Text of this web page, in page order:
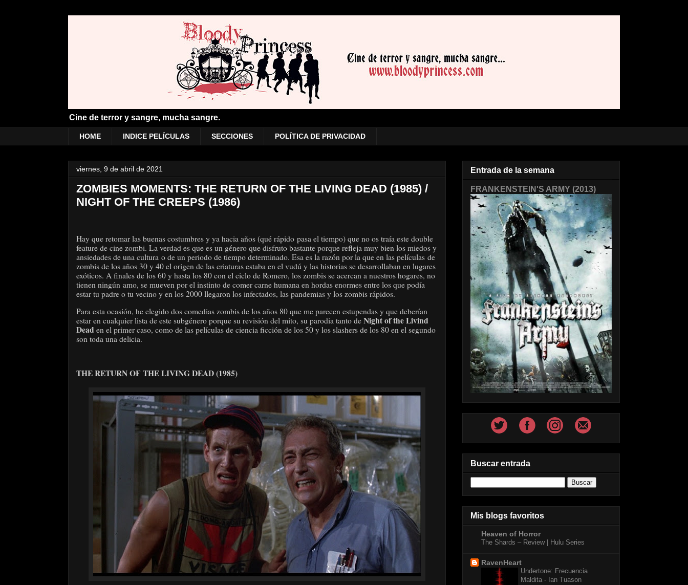
Cine de terror y sangre, mucha sangre.
HOME INDICE PELÍCULAS SECCIONES POLÍTICA DE PRIVACIDAD
viernes, 9 de abril de 2021
ZOMBIES MOMENTS: THE RETURN OF THE LIVING DEAD (1985) /
NIGHT OF THE CREEPS (1986)
Hay que retomar las buenas costumbres y ya hacia años (qué rápido pasa el tiempo) que no os traía este double
feature de cine zombi. La verdad es que es un género que disfruto bastante porque refleja muy bien los miedos y
ansiedades de una cultura o de un periodo de tiempo determinado. Esa es la razón por la que en las películas de
zombis de los años 30 y 40 el origen de las criaturas estaba en el vudú y las historias se desarrollaban en lugares
exóticos. A finales de los 60 y hasta los 80 con el ciclo de Romero, los zombis se acercan a nuestros hogares, no
tienen ningún amo, se mueven por el instinto de comer carne humana en hordas enormes entre los que podía
estar tu padre o tu vecino y en los 2000 llegaron los infectados, las pandemias y los zombis rápidos.
Para esta ocasión, he elegido dos comedias zombis de los años 80 que me parecen estupendas y que deberían
estar en cualquier lista de este subgénero porque su revisión del mito, su parodia tanto de Night of the Livind
Dead en el primer caso, como de las películas de ciencia ficción de los 50 y los slashers de los 80 en el segundo
son toda una delicia.
THE RETURN OF THE LIVING DEAD (1985)
Entrada de la semana
FRANKENSTEIN'S ARMY (2013)
Buscar entrada
Mis blogs favoritos
Heaven of Horror
The Shards – Review | Hulu Series
RavenHeart
Undertone: Frecuencia
Maldita - Ian Tuason